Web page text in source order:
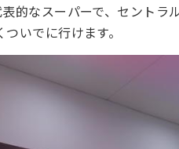
的なスーパーで、セントラ
いでに行けます。